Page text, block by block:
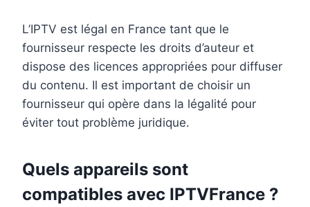
L’IPTV est légal en France tant que le
fournisseur respecte les droits d’auteur et
dispose des licences appropriées pour diffuser
du contenu. Il est important de choisir un
fournisseur qui opère dans la légalité pour
éviter tout problème juridique.
Quels appareils sont
compatibles avec IPTVFrance ?